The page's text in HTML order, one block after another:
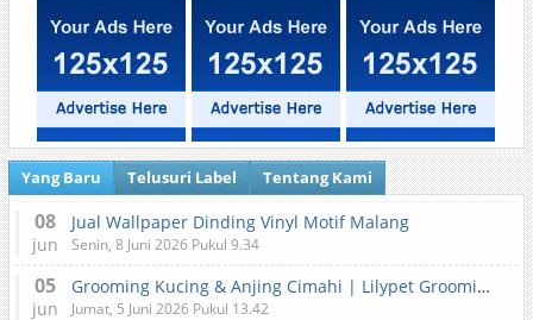
Yang Baru Telusuri Label Tentang Kami
08
jun
Jual Wallpaper Dinding Vinyl Motif Malang
Senin, 8 Juni 2026 Pukul 9.34
05
jun
Grooming Kucing & Anjing Cimahi | Lilypet Grooming & Pet Hotel
Jumat, 5 Juni 2026 Pukul 13.42